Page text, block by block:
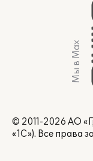
Мы в Max
© 2011-2026 АО
«1С»). Все права